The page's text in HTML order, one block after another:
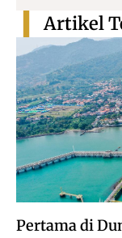
Pertama di
Artikel